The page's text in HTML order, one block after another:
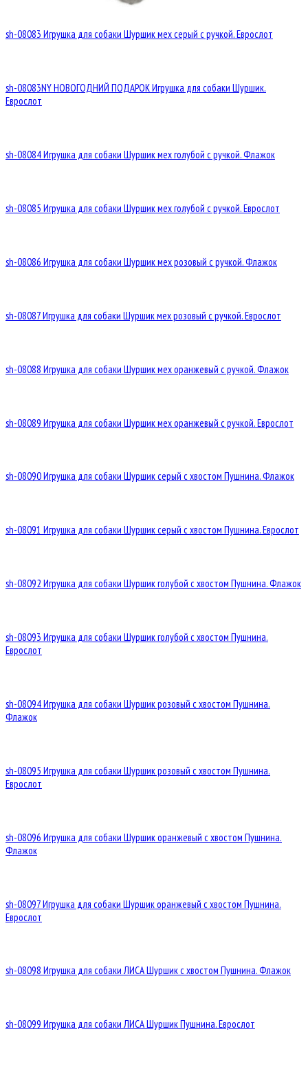
sh-08083 Игрушка для собаки Шуршик мех серый с ручкой. Еврослот
sh-08083NY НОВОГОДНИЙ ПОДАРОК Игрушка для собаки Шуршик.
Еврослот
sh-08084 Игрушка для собаки Шуршик мех голубой с ручкой. Флажок
sh-08085 Игрушка для собаки Шуршик мех голубой с ручкой. Еврослот
sh-08086 Игрушка для собаки Шуршик мех розовый с ручкой. Флажок
sh-08087 Игрушка для собаки Шуршик мех розовый с ручкой. Еврослот
sh-08088 Игрушка для собаки Шуршик мех оранжевый с ручкой. Флажок
sh-08089 Игрушка для собаки Шуршик мех оранжевый с ручкой. Еврослот
sh-08090 Игрушка для собаки Шуршик серый с хвостом Пушнина. Флажок
sh-08091 Игрушка для собаки Шуршик серый с хвостом Пушнина. Еврослот
sh-08092 Игрушка для собаки Шуршик голубой с хвостом Пушнина. Флажок
sh-08093 Игрушка для собаки Шуршик голубой с хвостом Пушнина.
Еврослот
sh-08094 Игрушка для собаки Шуршик розовый с хвостом Пушнина.
Флажок
sh-08095 Игрушка для собаки Шуршик розовый с хвостом Пушнина.
Еврослот
sh-08096 Игрушка для собаки Шуршик оранжевый с хвостом Пушнина.
Флажок
sh-08097 Игрушка для собаки Шуршик оранжевый с хвостом Пушнина.
Еврослот
sh-08098 Игрушка для собаки ЛИСА Шуршик с хвостом Пушнина. Флажок
sh-08099 Игрушка для собаки ЛИСА Шуршик Пушнина. Еврослот